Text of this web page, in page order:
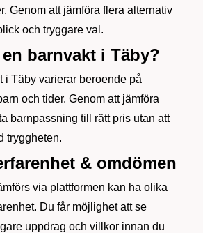
Genom att jämföra flera alternativ
och tryggare val.
barnvakt i Täby?
i Täby varierar beroende på
och tider. Genom att jämföra
barnpassning till rätt pris utan att
tryggheten.
& omdömen
via plattformen kan ha olika
Du får möjlighet att se
uppdrag och villkor innan du